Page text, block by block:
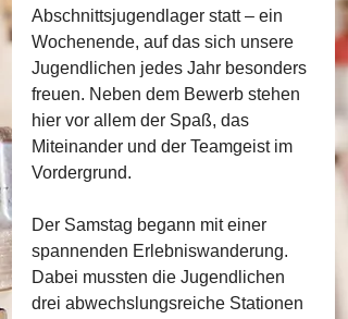
Abschnittsjugendlager statt – ein
Wochenende, auf das sich unsere
Jugendlichen jedes Jahr besonders
freuen. Neben dem Bewerb stehen
hier vor allem der Spaß, das
Miteinander und der Teamgeist im
Vordergrund.
Der Samstag begann mit einer
spannenden Erlebniswanderung.
Dabei mussten die Jugendlichen
drei abwechslungsreiche Stationen